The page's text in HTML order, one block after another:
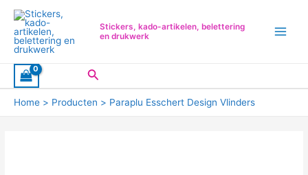
naar
inhoud
Stickers, kado-artikelen, belettering
en drukwerk
Zoeken
Home Producten Paraplu Esschert Design Vlinders